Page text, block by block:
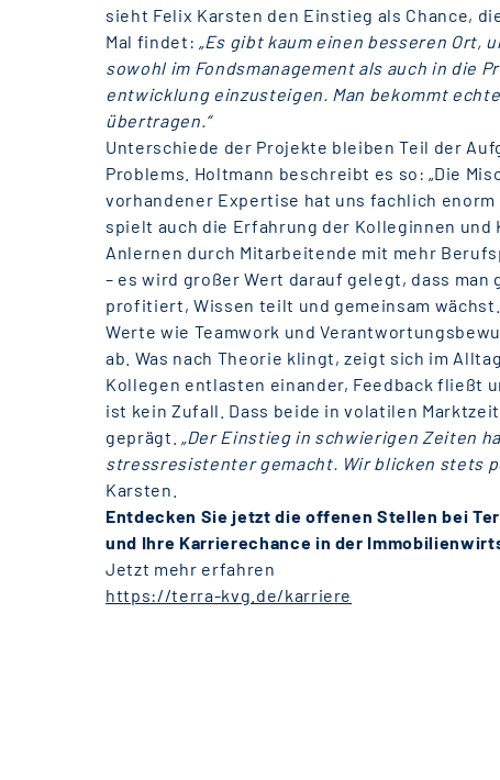
sieht Felix Karsten den Einstieg als Chance,
Mal findet: „Es gibt kaum einen besseren Ort,
sowohl im Fondsmanagement als auch in die
entwicklung einzusteigen. Man bekommt
übertragen.“
Unterschiede der Projekte bleiben Teil der
Problems. Holtmann beschreibt es so: „Die
vorhandener Expertise hat uns fachlich enorm
spielt auch die Erfahrung der Kolleginnen und
Anlernen durch Mitarbeitende mit mehr
– es wird großer Wert darauf gelegt, dass
profitiert, Wissen teilt und gemeinsam wächst.
Werte wie Teamwork und
ab. Was nach Theorie klingt, zeigt sich im
Kollegen entlasten einander, Feedback fließt
ist kein Zufall. Dass beide in volatilen
geprägt. „Der Einstieg in schwierigen Zeiten
stressresistenter gemacht. Wir blicken stets
Karsten.
Entdecken Sie jetzt die offenen Stellen bei
und Ihre Karrierechance in der
Jetzt mehr erfahren
https://terra-kvg.de/karriere